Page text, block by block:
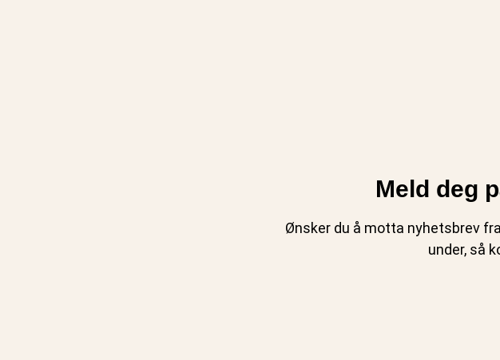
Meld deg
Ønsker du å motta nyhetsbrev
under, så